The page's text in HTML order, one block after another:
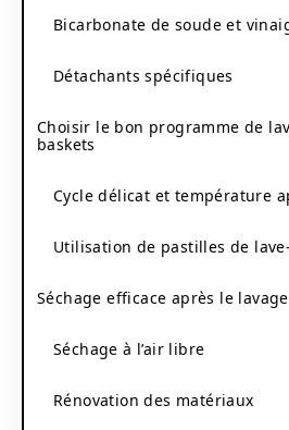
Bicarbonate de soude et
Détachants spécifiques
Choisir le bon programme de
baskets
Cycle délicat et température
Utilisation de pastilles de
Séchage efficace après le lavage
Séchage à l’air libre
Rénovation des matériaux